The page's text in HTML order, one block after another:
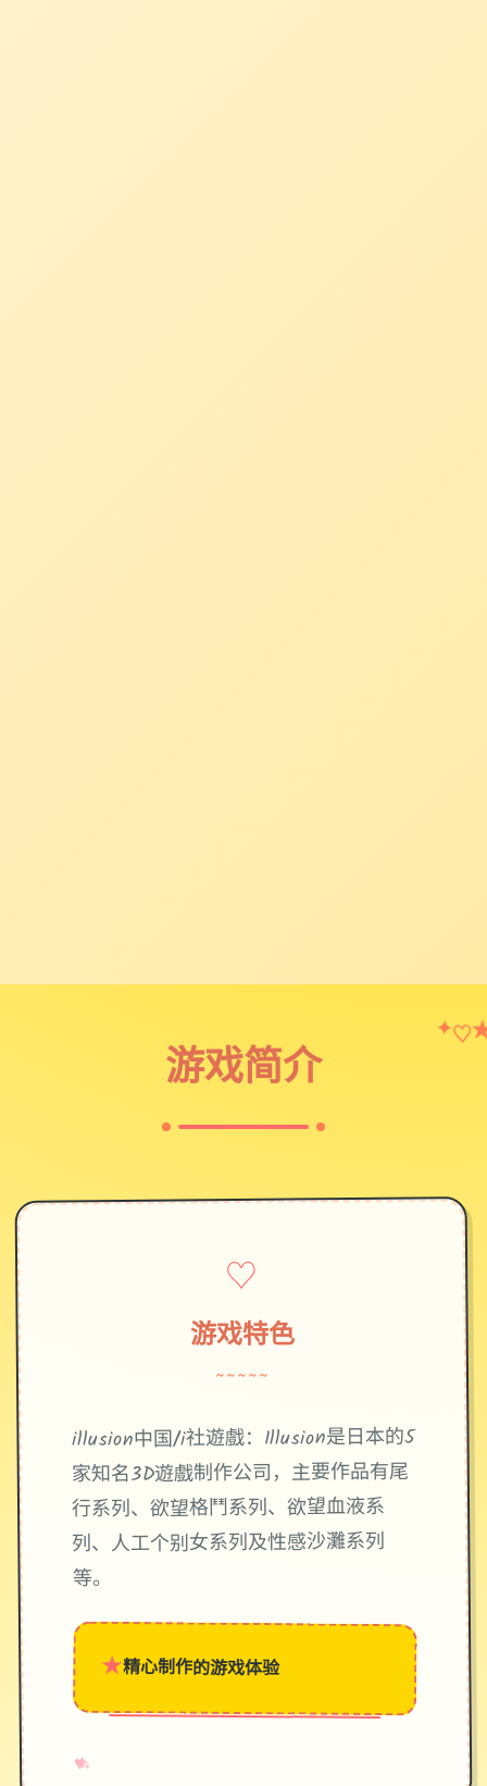
游戏简介
✦♡
♡
游戏特色
~~~~~
illusion中国/i社遊戲：Illusion是日本的5
家知名3D遊戲制作公司，主要作品有尾
行系列、欲望格鬥系列、欲望血液系
列、人工个别女系列及性感沙灘系列
等。
★精心制作的游戏体验
♥
✧
→